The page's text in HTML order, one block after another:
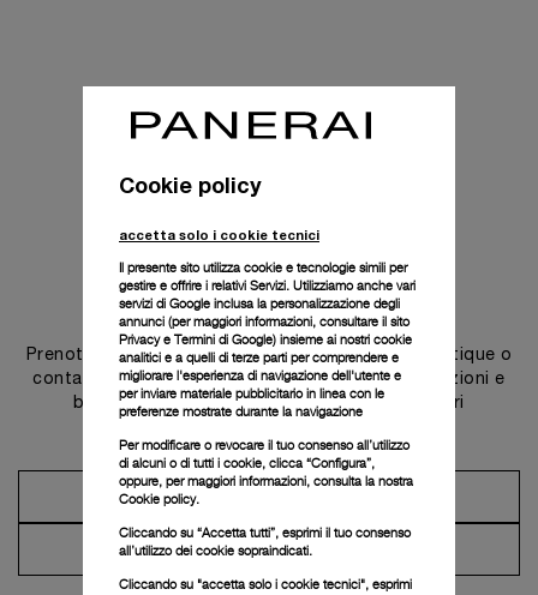
Contattaci
Prenota un appuntamento in una delle nostre boutique o
contatta il nostro concierge per scoprire le collezioni e
beneficiare dei consigli e dei servizi dei nostri
Prendi un appuntamento
Contatta il concierge
Cookie policy
accetta solo i cookie tecnici
Il presente sito utilizza cookie e tecnologie simili per
gestire e offrire i relativi Servizi. Utilizziamo anche vari
servizi di Google inclusa la personalizzazione degli
annunci (per maggiori informazioni, consultare il sito
Privacy e Termini di Google) insieme ai nostri cookie
analitici e a quelli di terze parti per comprendere e
migliorare l'esperienza di navigazione dell'utente e
per inviare materiale pubblicitario in linea con le
preferenze mostrate durante la navigazione
Per modificare o revocare il tuo consenso all’utilizzo
di alcuni o di tutti i cookie, clicca “Configura”,
oppure, per maggiori informazioni, consulta la nostra
Cookie policy.
Cliccando su “Accetta tutti”, esprimi il tuo consenso
all’utilizzo dei cookie sopraindicati.
Cliccando su "accetta solo i cookie tecnici", esprimi